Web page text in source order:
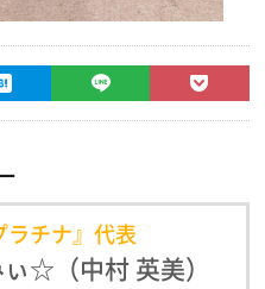
ラチナ』代表
☆（中村 英美）